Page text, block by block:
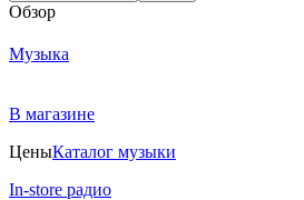
Обзор
Музыка
В магазине
ЦеныКаталог музыки
In-store радио